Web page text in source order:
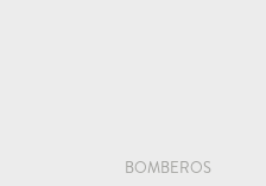
BOMBEROS